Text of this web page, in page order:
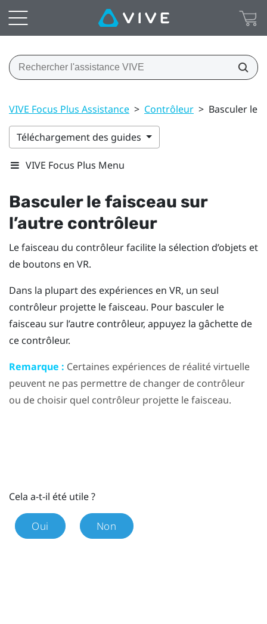
VIVE Focus Plus Assistance > Contrôleur > Basculer le
Téléchargement des guides
VIVE Focus Plus Menu
Basculer le faisceau sur
l’autre contrôleur
Le faisceau du contrôleur facilite la sélection d’objets et
de boutons en VR.
Dans la plupart des expériences en VR, un seul
contrôleur projette le faisceau. Pour basculer le
faisceau sur l’autre contrôleur, appuyez la gâchette de
ce contrôleur.
Remarque : Certaines expériences de réalité virtuelle
peuvent ne pas permettre de changer de contrôleur
ou de choisir quel contrôleur projette le faisceau.
Cela a-t-il été utile ?
Oui Non